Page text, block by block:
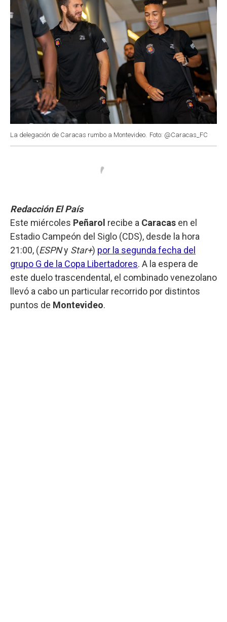
La delegación de Caracas rumbo a Montevideo. Foto: @Caracas_FC
Redacción El País
Este miércoles Peñarol recibe a Caracas en el
Estadio Campeón del Siglo (CDS), desde la hora
21:00, (ESPNy Star+) por la segunda fecha del
grupo G de la Copa Libertadores. A la espera de
este duelo trascendental, el combinado venezolano
llevó a cabo un particular recorrido por distintos
puntos de Montevideo.